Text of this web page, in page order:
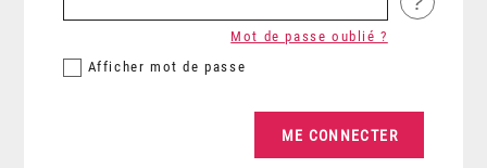
Afficher mot de passe
Mot de passe oublié ?